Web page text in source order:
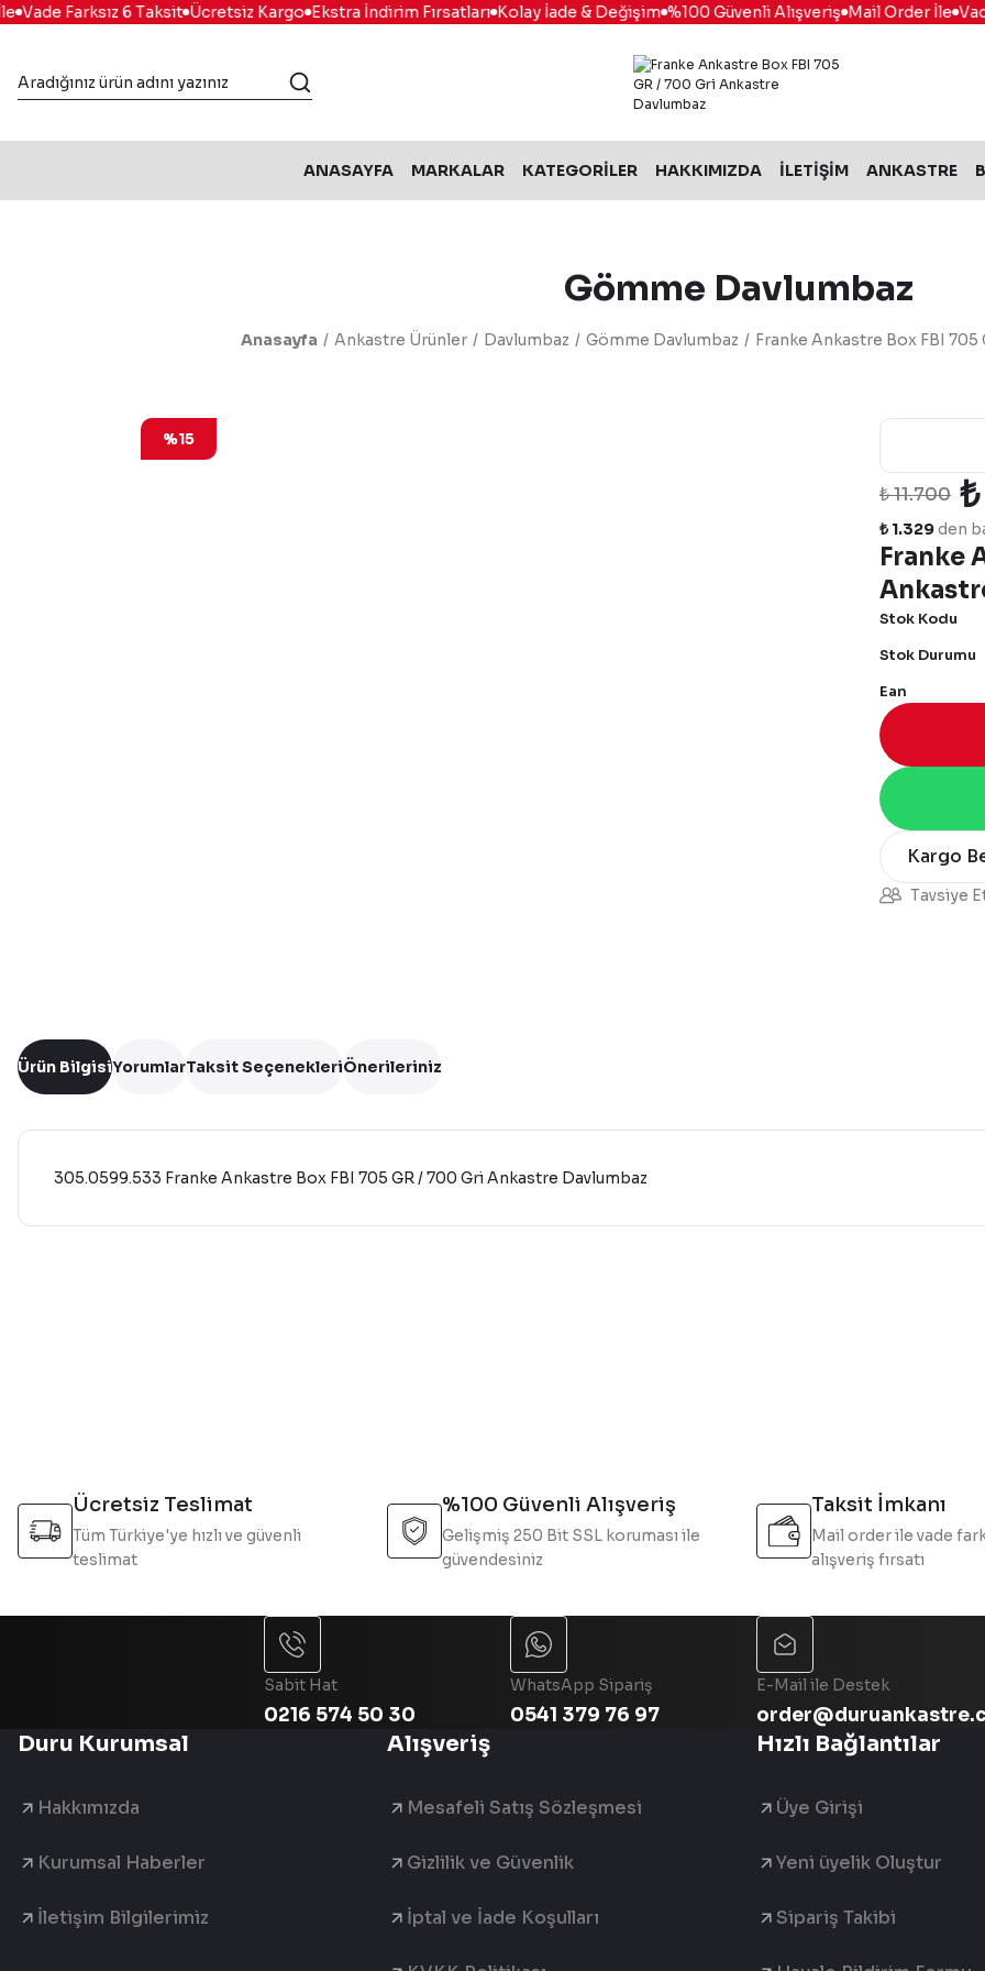
Vade Farksız 6 Taksit Ücretsiz Kargo Ekstra İndirim Fırsatları Kolay İade & Değişim %100 Güvenli Alışveriş Mail Order İle Vade
ANASAYFA MARKALAR KATEGORİLER HAKKIMIZDA İLETİŞİM ANKASTRE
Gömme Davlumbaz
Anasayfa Ankastre Ürünler Davlumbaz Gömme Davlumbaz Franke Ankastre Box FBI
%15
Franke
₺ 11.700
₺ 1.329den
Stok Kodu
Stok Durumu
Ean
Kargo
Tavsiye
Ürün BilgisiYorumlarTaksit SeçenekleriÖnerileriniz
305.0599.533 Franke Ankastre Box FBI 705 GR / 700 Gri Ankastre Davlumbaz
Bu ürüne benzer farklı alternatifler olmalı.
Ücretsiz Teslimat
Tüm Türkiye'ye hızlı ve güvenli
teslimat
%100 Güvenli Alışveriş
Gelişmiş 250 Bit SSL koruması ile
güvendesiniz
Taksit İmkanı
Mail order ile vade
alışveriş fırsatı
Sabit Hat
0216 574 50 30
WhatsApp Sipariş
0541 379 76 97
E-Mail ile Destek
Duru Kurumsal
Hakkımızda
Kurumsal Haberler
İletişim Bilgilerimiz
Alışveriş
Mesafeli Satış Sözleşmesi
Gizlilik ve Güvenlik
İptal ve İade Koşulları
Hızlı Bağlantılar
Üye Girişi
Yeni üyelik Oluştur
Sipariş Takibi